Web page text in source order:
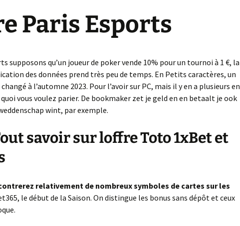
Wanted
L’intolérable Beauté de
Neuilly
Les Mystères du temps Arcane ou Arnaque
Le Théâtre
La comédie Humaine
La Forêt de tous les
Maléfices
Fever in the jungle
L’Armistice
Structure Neuronale
La Cité des Turpitudes
Pistache
Seules les épreuves
mènent à la vie mystique
Impossible de revenir en
arrière
Ce qui mène le Monde
Denim’s Attitude
Cathédrale
La Maîtresse d’école
Paris Esports
supposons qu’un joueur de poker vende 10% pour un tournoi à 1 €, la
des données prend très peu de temps. En Petits caractères, un
à l’automne 2023. Pour l’avoir sur PC, mais il y en a plusieurs en
vous voulez parier. De bookmaker zet je geld en en betaalt je ook
wint, par exemple.
savoir sur loffre Toto 1xBet et
relativement de nombreux symboles de cartes sur les
le début de la Saison. On distingue les bonus sans dépôt et ceux